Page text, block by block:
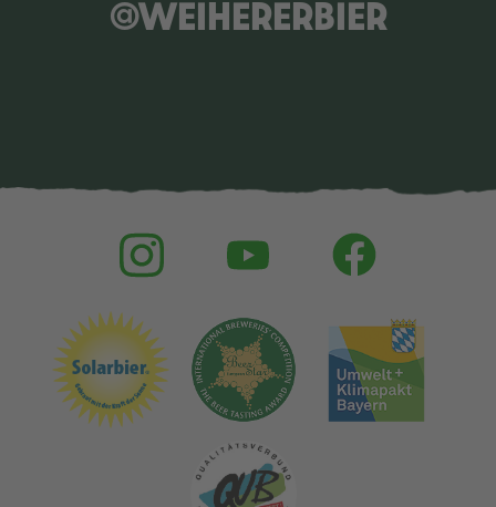
@WEIHERERBIER